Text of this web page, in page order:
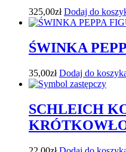
325,00zł Dodaj do
ŚWINKA
35,00zł Dodaj do
SCHLEICH